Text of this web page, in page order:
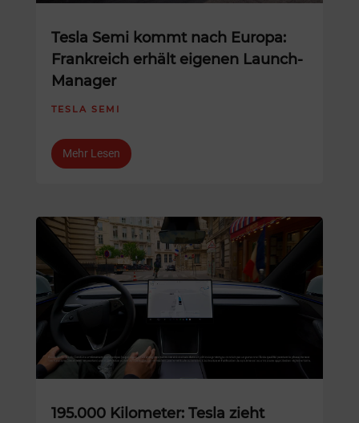
Tesla Semi kommt nach Europa:
Frankreich erhält eigenen Launch-
Manager
TESLA SEMI
Mehr Lesen
195.000 Kilometer: Tesla zieht